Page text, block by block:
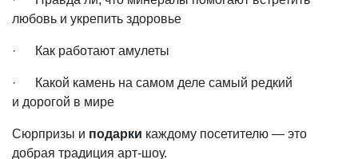
любовь и укрепить здоровье
· Как работают амулеты
· Какой камень на самом деле самый редкий
и дорогой в мире
Сюрпризы и подарки каждому посетителю — это
добрая традиция арт-шоу.